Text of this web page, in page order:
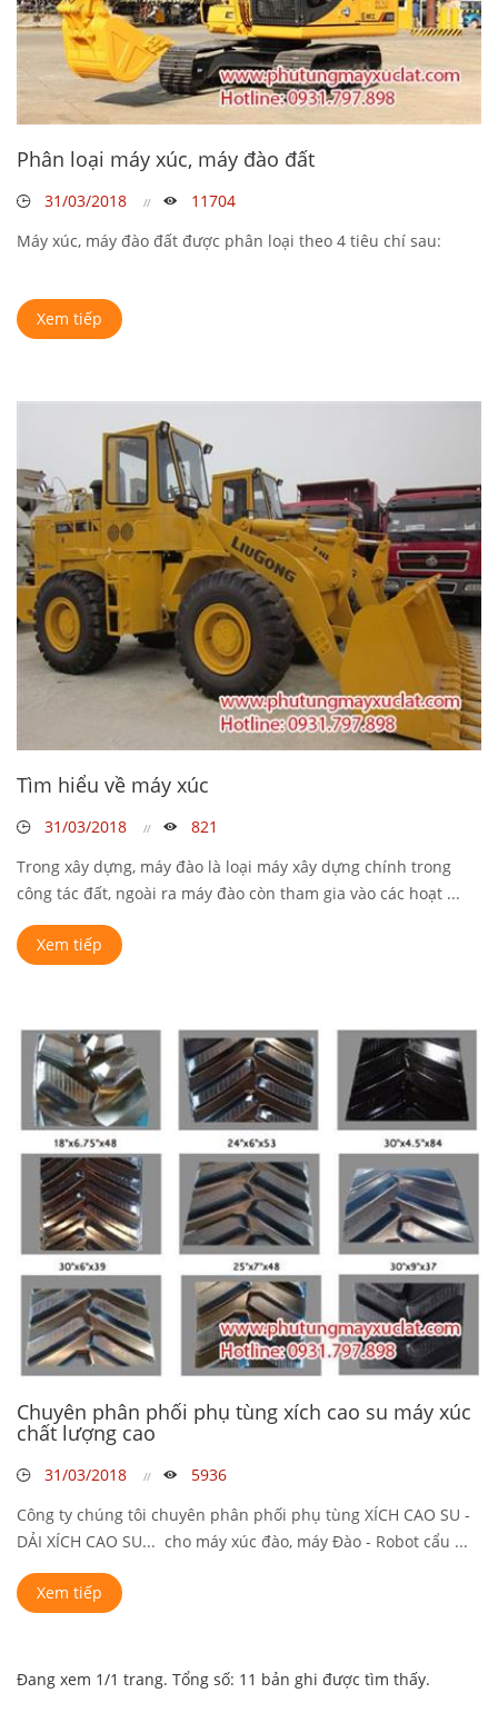
Phân loại máy xúc, máy đào đất
31/03/2018
11704
Máy xúc, máy đào đất được phân loại theo 4 tiêu chí sau:
Xem tiếp
Tìm hiểu về máy xúc
31/03/2018
821
Trong xây dựng, máy đào là loại máy xây dựng chính trong
công tác đất, ngoài ra máy đào còn tham gia vào các hoạt ...
Xem tiếp
Chuyên phân phối phụ tùng xích cao su máy xúc
chất lượng cao
31/03/2018
5936
Công ty chúng tôi chuyên phân phối phụ tùng XÍCH CAO SU -
DẢI XÍCH CAO SU... cho máy xúc đào, máy Đào - Robot cẩu ...
Xem tiếp
Đang xem 1/1 trang. Tổng số: 11 bản ghi được tìm thấy.